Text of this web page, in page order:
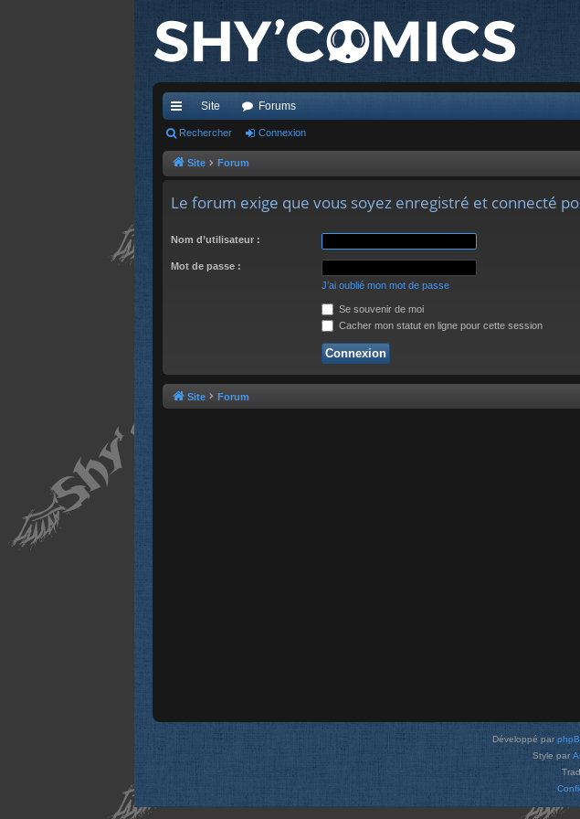
cc
ès
de
Site Forums
Rechercher Connexion
Site Forum
Le forum exige que vous soyez enregistré et connecté
Nom d’utilisateur :
Mot de passe :
J’ai oublié mon mot de passe
Se souvenir de moi
Cacher mon statut en ligne pour cette session
Site Forum
Développé par
Style par